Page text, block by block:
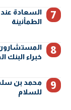
السعادة عند
الطمأنينة
المستشارون
خبراء البنك
محمد بن
للسلام